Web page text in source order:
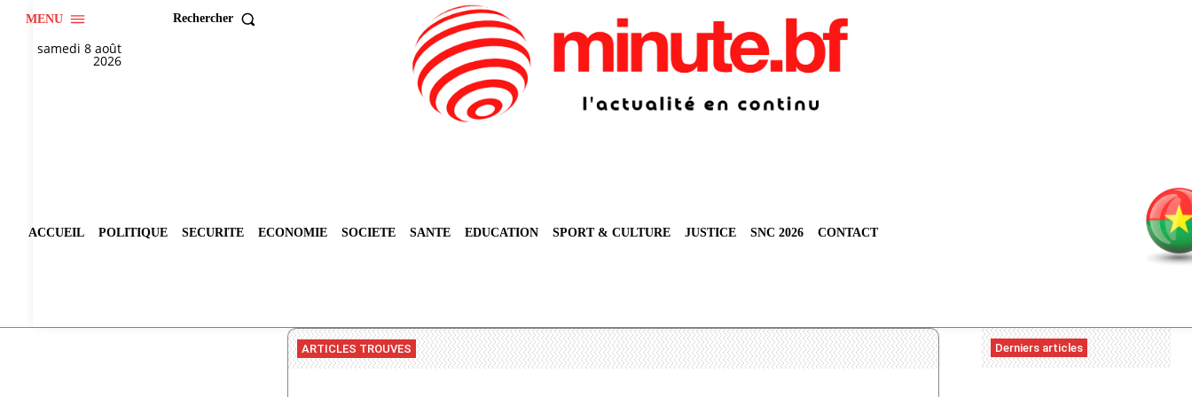
MENU Rechercher
samedi 8 août
2026
ACCUEIL POLITIQUE SECURITE ECONOMIE SOCIETE SANTE EDUCATION SPORT & CULTURE JUSTICE SNC 2026 CONTACT
ARTICLES TROUVES Derniers articles